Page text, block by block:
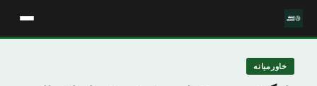
خاورمیانه